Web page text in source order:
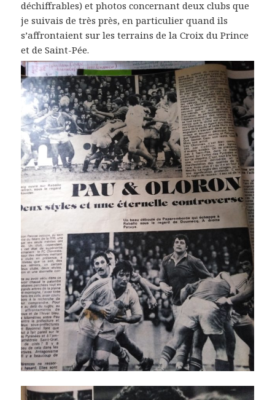
déchiffrables) et photos concernant deux clubs que
je suivais de très près, en particulier quand ils
s’affrontaient sur les terrains de la Croix du Prince
et de Saint-Pée.